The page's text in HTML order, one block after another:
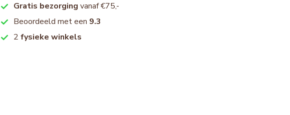
Gratis bezorgingvanaf €75,-
Beoordeeld met een 9.3
2fysieke winkels